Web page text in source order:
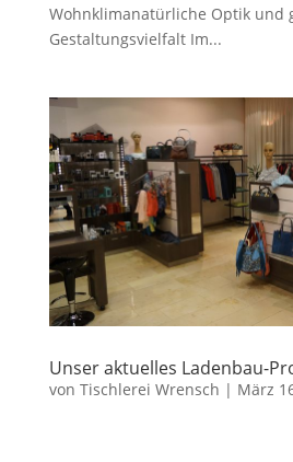
Wohnklimanatürliche Optik und
Gestaltungsvielfalt Im...
Unser aktuelles Ladenbau-
von Tischlerei Wrensch | März